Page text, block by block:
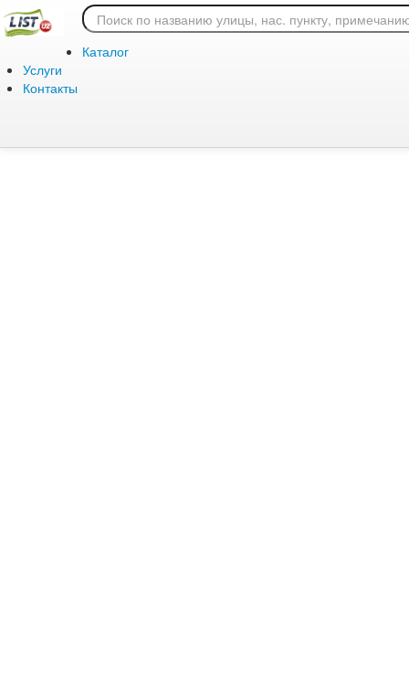
Каталог
Услуги
Контакты
Ошибка 404: страница